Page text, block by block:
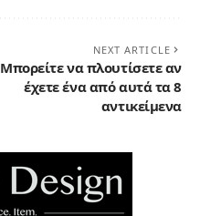
NEXT ARTICLE
Μπορείτε να πλουτίσετε αν
έχετε ένα από αυτά τα 8
αντικείμενα